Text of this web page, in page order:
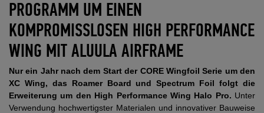
PROGRAMM UM EINEN
KOMPROMISSLOSEN HIGH PERFORMANCE
WING MIT ALUULA AIRFRAME
Nur ein Jahr nach dem Start der CORE Wingfoil Serie um den
XC Wing, das Roamer Board und Spectrum Foil folgt die
Erweiterung um den High Performance Wing Halo Pro. Unter
Verwendung hochwertigster Materialen und innovativer Bauweise